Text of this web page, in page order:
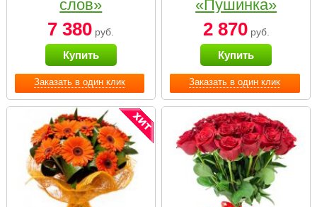
Заказать в один клик
слов»
7 380 руб.
Купить
Заказать в один клик
«Пушинка»
2 870руб.
Купить